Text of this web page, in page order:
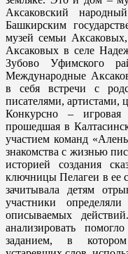
Аксаковский
Башкирским
музей семьи
Аксаковых в селе
Зубово Уфимского
Международные
в себя встречи с
писателями, артистами,
Конкурсно – игровая
прошедшая в
участием команд
знакомства с жизнью
историей создания
ключницы Пелагеи в ее
зачитывала детям
участники
описываемых
анализировать
заданием, в